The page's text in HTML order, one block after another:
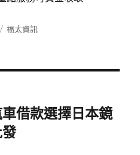
分
福太資訊
借款選擇日本鏡